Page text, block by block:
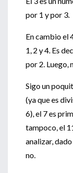
por 1 y por 3.
En cambio el
1, 2 y 4. Es
por 2. Luego,
Sigo un
(ya que es
6), el 7 es
tampoco, el
analizar,
no.